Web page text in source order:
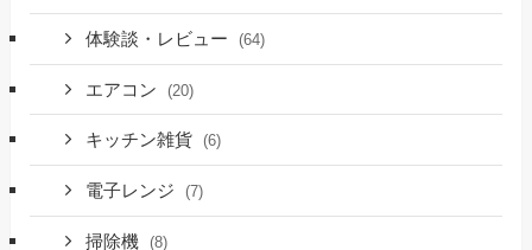
体験談・レビュー (64)
エアコン (20)
キッチン雑貨 (6)
電子レンジ (7)
掃除機 (8)